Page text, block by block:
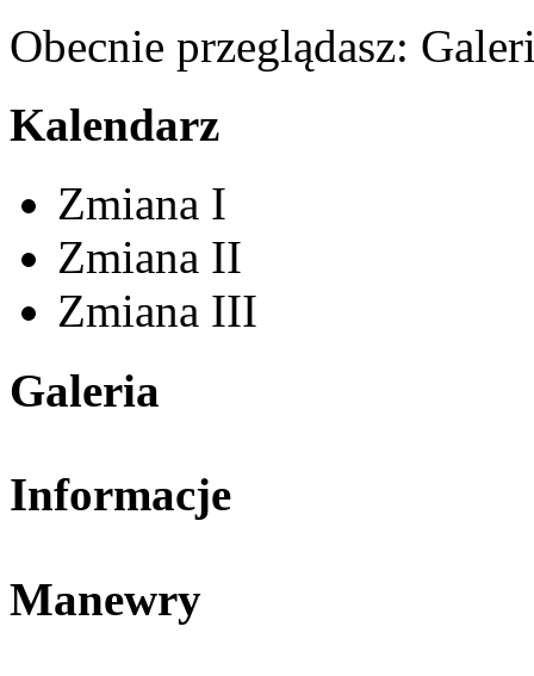
Obecnie przeglądasz:
Kalendarz
Zmiana I
Zmiana II
Zmiana III
Galeria
Informacje
Manewry